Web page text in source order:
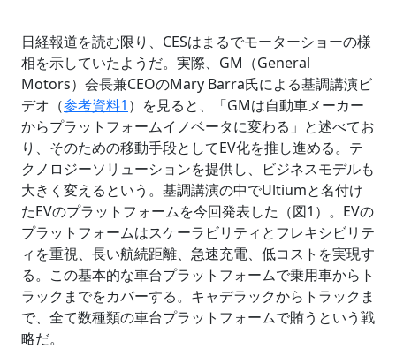
日経報道を読む限り、CESはまるでモーターショーの様
相を示していたようだ。実際、GM（General
Motors）会長兼CEOのMary Barra氏による基調講演ビ
デオ（参考資料1 ）を見ると、「GMは自動車メーカー
からプラットフォームイノベータに変わる」と述べてお
り、そのための移動手段としてEV化を推し進める。テ
クノロジーソリューションを提供し、ビジネスモデルも
大きく変えるという。基調講演の中でUltiumと名付け
たEVのプラットフォームを今回発表した（図1）。EVの
プラットフォームはスケーラビリティとフレキシビリテ
ィを重視、長い航続距離、急速充電、低コストを実現す
る。この基本的な車台プラットフォームで乗用車からト
ラックまでをカバーする。キャデラックからトラックま
で、全て数種類の車台プラットフォームで賄うという戦
略だ。